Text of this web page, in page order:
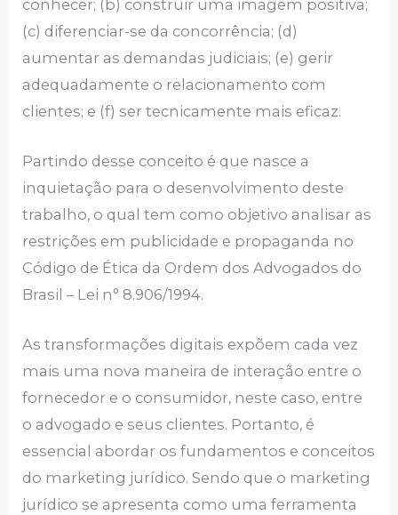
conhecer; (b) construir uma imagem positiva;
(c) diferenciar-se da concorrência; (d)
aumentar as demandas judiciais; (e) gerir
adequadamente o relacionamento com
clientes; e (f) ser tecnicamente mais eficaz.
Partindo desse conceito é que nasce a
inquietação para o desenvolvimento deste
trabalho, o qual tem como objetivo analisar as
restrições em publicidade e propaganda no
Código de Ética da Ordem dos Advogados do
Brasil – Lei n° 8.906/1994.
As transformações digitais expõem cada vez
mais uma nova maneira de interação entre o
fornecedor e o consumidor, neste caso, entre
o advogado e seus clientes. Portanto, é
essencial abordar os fundamentos e conceitos
do marketing jurídico. Sendo que o marketing
jurídico se apresenta como uma ferramenta